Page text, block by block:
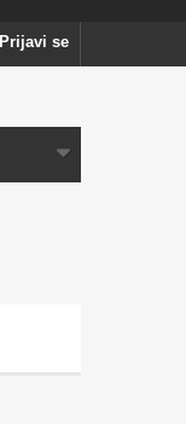
Prijavi se